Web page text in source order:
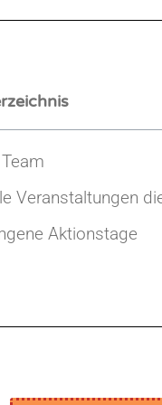
Veranstaltungen
Aktionstage